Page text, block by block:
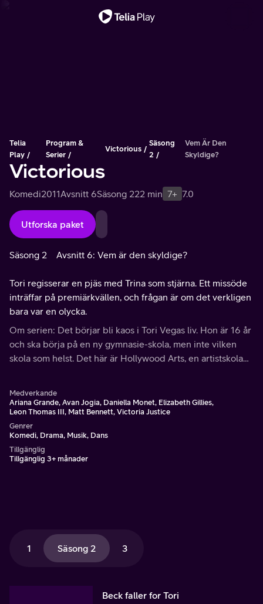
Telia
Play
Program &
Serier
Victorious
Säsong
2
Vem Är Den
Skyldige?
Victorious
Komedi2011Avsnitt 6Säsong 222 min 7+ 7.0
Utforska paket
Säsong 2 Avsnitt 6: Vem är den skyldige?
Tori regisserar en pjäs med Trina som stjärna. Ett missöde
inträffar på premiärkvällen, och frågan är om det verkligen
bara var en olycka.
Om serien: Det börjar bli kaos i Tori Vegas liv. Hon är 16 år
och ska börja på en ny gymnasie-skola, men inte vilken
skola som helst. Det här är Hollywood Arts, en artistskola
Medverkande
Ariana Grande, Avan Jogia, Daniella Monet, Elizabeth Gillies,
Leon Thomas III, Matt Bennett, Victoria Justice
Genrer
Komedi, Drama, Musik, Dans
Tillgänglig
Tillgänglig 3+ månader
1 Säsong 2 3
Beck faller for Tori